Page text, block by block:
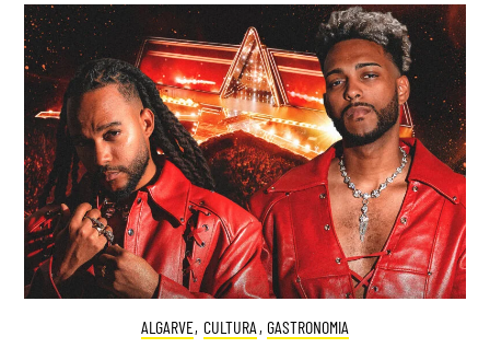
ALGARVE, CULTURA , GASTRONOMIA